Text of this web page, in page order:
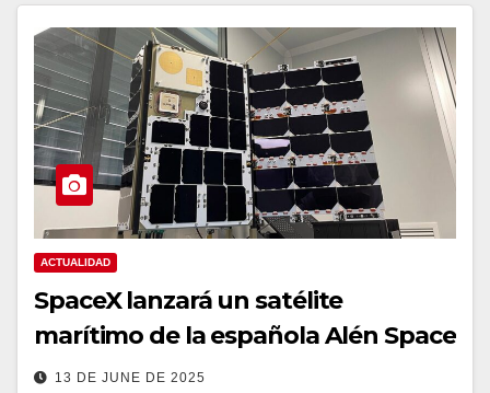
ACTUALIDAD
SpaceX lanzará un satélite
marítimo de la española Alén Space
13 DE JUNE DE 2025